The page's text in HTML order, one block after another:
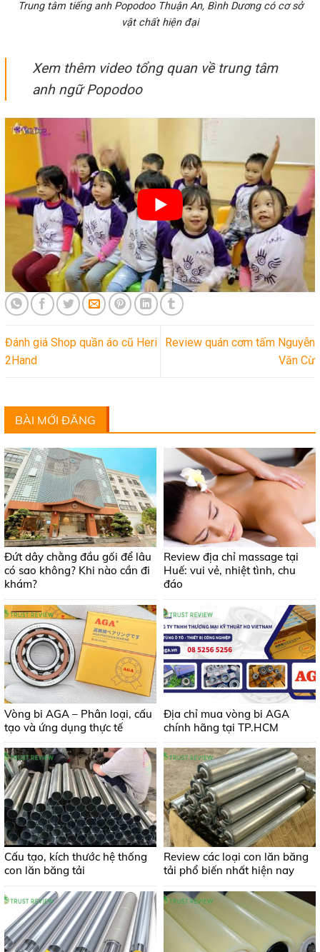
Trung tâm tiếng anh Popodoo Thuận An, Bình Dương có cơ sở
vật chất hiện đại
Xem thêm video tổng quan về trung tâm
anh ngữ Popodoo
Đánh giá Shop quần áo cũ Heri
2Hand
Review quán cơm tấm Nguyễn
Văn Cừ
BÀI MỚI ĐĂNG
Đứt dây chằng đầu gối để lâu
có sao không? Khi nào cần đi
khám?
Review địa chỉ massage tại
Huế: vui vẻ, nhiệt tình, chu
đáo
Vòng bi AGA – Phân loại, cấu
tạo và ứng dụng thực tế
Địa chỉ mua vòng bi AGA
chính hãng tại TP.HCM
Cấu tạo, kích thước hệ thống
con lăn băng tải
Review các loại con lăn băng
tải phổ biến nhất hiện nay